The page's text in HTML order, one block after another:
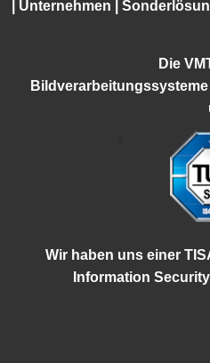
Unternehmen |
Die
Wir haben uns einer
Information Security